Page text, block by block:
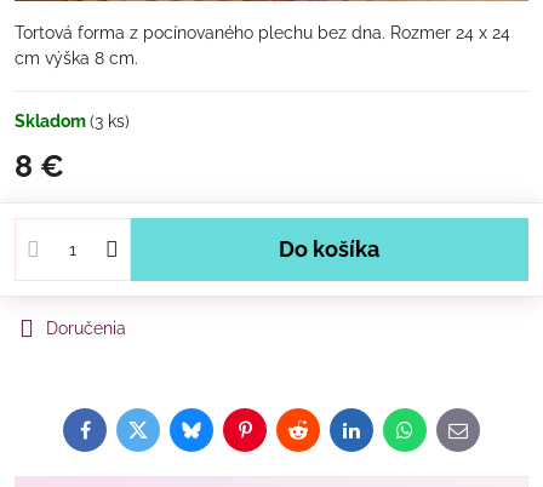
Tortová forma z pocínovaného plechu bez dna. Rozmer 24 x 24
cm výška 8 cm.
Skladom(3 ks)
8 €
Do košíka
Doručenia
FacebookTwitterBlueskyPinterestRedditLinkedInWhatsApp
E-
mail